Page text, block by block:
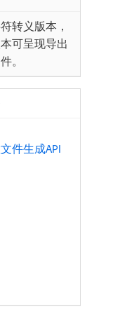
转义版本，
可呈现导出
。
件生成API